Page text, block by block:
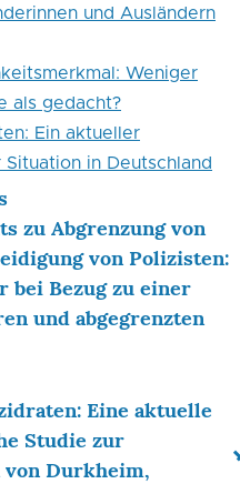
und Ausländern
Weniger
als gedacht?
Ein aktueller
in Deutschland
zu Abgrenzung von
von Polizisten:
bei Bezug zu einer
und abgegrenzten
Eine aktuelle
Studie zur
Durkheim,